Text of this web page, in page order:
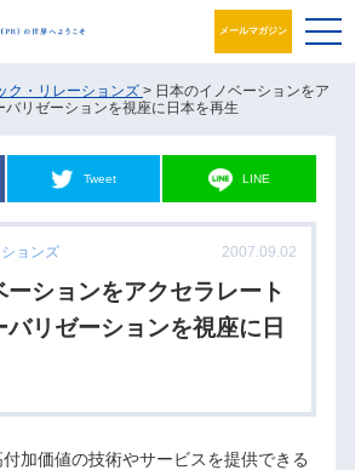
メールマガジン
ズとは
ク・リレーションズ > 日本のイノベーションをア
リゼーションを視座に日本を再生
Tweet LINE
ョンズ 2007.09.02
ーションをアクセラレート
リゼーションを視座に日
加価値の技術やサービスを提供できる